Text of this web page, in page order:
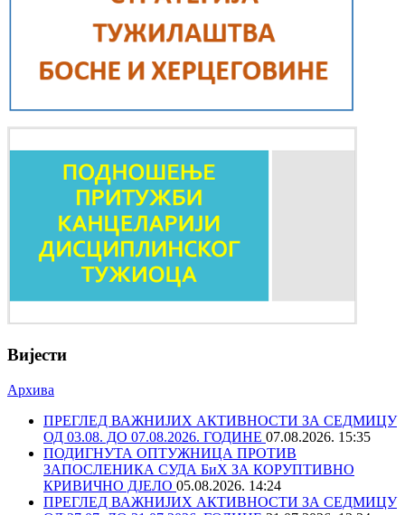
Вијести
Архива
ПРЕГЛЕД ВАЖНИЈИХ АКТИВНОСТИ ЗА СЕДМИЦУ
ОД 03.08. ДО 07.08.2026. ГОДИНЕ 07.08.2026. 15:35
ПОДИГНУТА ОПТУЖНИЦА ПРОТИВ
ЗАПОСЛЕНИКА СУДА БиХ ЗА КОРУПТИВНО
КРИВИЧНО ДЈЕЛО 05.08.2026. 14:24
ПРЕГЛЕД ВАЖНИЈИХ АКТИВНОСТИ ЗА СЕДМИЦУ